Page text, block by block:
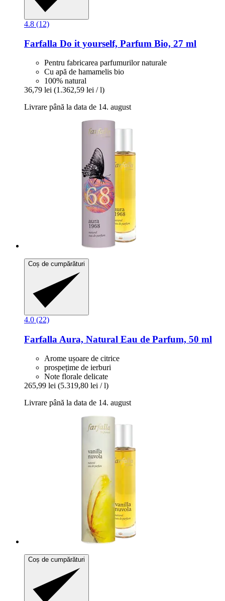
4.8 (12)
Farfalla Do it yourself, Parfum Bio, 27 ml
Pentru fabricarea parfumurilor naturale
Cu apă de hamamelis bio
100% natural
36,79 lei (1.362,59 lei / l)
Livrare până la data de 14. august
Coș de cumpărături
4.0 (22)
Farfalla Aura, Natural Eau de Parfum, 50 ml
Arome ușoare de citrice
prospețime de ierburi
Note florale delicate
265,99 lei (5.319,80 lei / l)
Livrare până la data de 14. august
Coș de cumpărături